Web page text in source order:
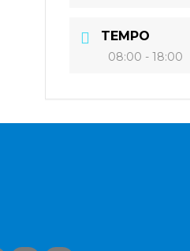
TEMPO
08:00 - 18:00